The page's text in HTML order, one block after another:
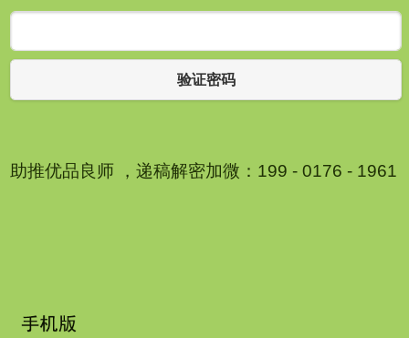
验证密码
助推优品良师 ，递稿解密加微：199 - 0176 - 1961